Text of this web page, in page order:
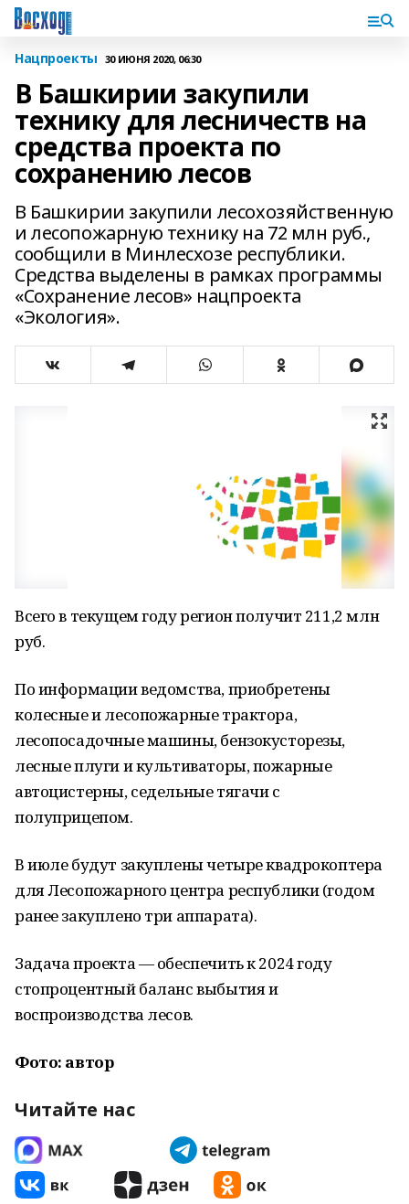
Нацпроекты 30 ИЮНЯ 2020, 06:30
В Башкирии закупили
технику для лесничеств на
средства проекта по
сохранению лесов
В Башкирии закупили лесохозяйственную
и лесопожарную технику на 72 млн руб.,
сообщили в Минлесхозе республики.
Средства выделены в рамках программы
«Сохранение лесов» нацпроекта
«Экология».
Всего в текущем году регион получит 211,2 млн
руб.
По информации ведомства, приобретены
колесные и лесопожарные трактора,
лесопосадочные машины, бензокусторезы,
лесные плуги и культиваторы, пожарные
автоцистерны, седельные тягачи с
полуприцепом.
В июле будут закуплены четыре квадрокоптера
для Лесопожарного центра республики (годом
ранее закуплено три аппарата).
Задача проекта — обеспечить к 2024 году
стопроцентный баланс выбытия и
воспроизводства лесов.
Фото: автор
Читайте нас